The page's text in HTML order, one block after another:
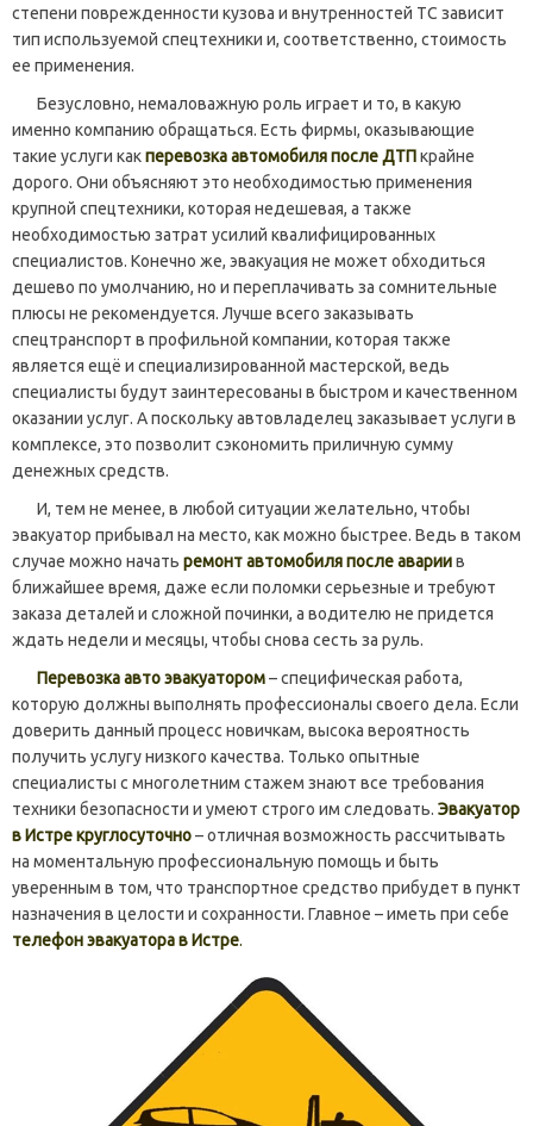
степени поврежденности кузова и внутренностей ТС зависит
тип используемой спецтехники и, соответственно, стоимость
ее применения.
Безусловно, немаловажную роль играет и то, в какую
именно компанию обращаться. Есть фирмы, оказывающие
такие услуги какперевозка автомобиля после ДТПкрайне
дорого. Они объясняют это необходимостью применения
крупной спецтехники, которая недешевая, а также
необходимостью затрат усилий квалифицированных
специалистов. Конечно же, эвакуация не может обходиться
дешево по умолчанию, но и переплачивать за сомнительные
плюсы не рекомендуется. Лучше всего заказывать
спецтранспорт в профильной компании, которая также
является ещё и специализированной мастерской, ведь
специалисты будут заинтересованы в быстром и качественном
оказании услуг. А поскольку автовладелец заказывает услуги в
комплексе, это позволит сэкономить приличную сумму
денежных средств.
И, тем не менее, в любой ситуации желательно, чтобы
эвакуатор прибывал на место, как можно быстрее. Ведь в таком
случае можно начать ремонт автомобиля после авариив
ближайшее время, даже если поломки серьезные и требуют
заказа деталей и сложной починки, а водителю не придется
ждать недели и месяцы, чтобы снова сесть за руль.
Перевозка авто эвакуатором– специфическая работа,
которую должны выполнять профессионалы своего дела. Если
доверить данный процесс новичкам, высока вероятность
получить услугу низкого качества. Только опытные
специалисты с многолетним стажем знают все требования
техники безопасности и умеют строго им следовать. Эвакуатор
в Истре круглосуточно– отличная возможность рассчитывать
на моментальную профессиональную помощь и быть
уверенным в том, что транспортное средство прибудет в пункт
назначения в целости и сохранности. Главное – иметь при себе
телефон эвакуатора в Истре.